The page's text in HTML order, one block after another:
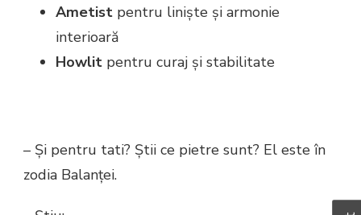
Ametist pentru liniște și armonie
interioară
Howlit pentru curaj și stabilitate
– Și pentru tati? Știi ce pietre sunt? El este în
zodia Balanței.